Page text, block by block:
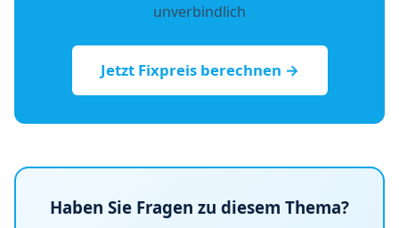
unverbindlich
Jetzt Fixpreis berechnen →
Haben Sie Fragen zu diesem Thema?